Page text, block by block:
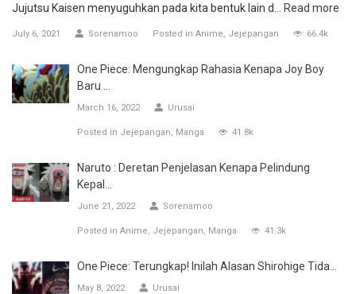
Jujutsu Kaisen menyuguhkan pada kita bentuk lain d... Read more
July 6, 2021 Sorenamoo Posted in Anime Jejepangan 66.4k
One Piece: Mengungkap Rahasia Kenapa Joy Boy
Baru ...
March 16, 2022 Urusai
Posted in Jejepangan Manga 41.8k
Naruto : Deretan Penjelasan Kenapa Pelindung
Kepal...
June 21, 2022 Sorenamoo
Posted in Anime Jejepangan Manga 41.3k
One Piece: Terungkap! Inilah Alasan Shirohige Tida...
May 8, 2022 Urusai